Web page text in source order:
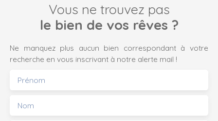
Vous ne trouvez pas
le bien de vos rêves ?
Ne manquez plus aucun bien correspondant à votre
recherche en vous inscrivant à notre alerte mail !
Prénom
Nom